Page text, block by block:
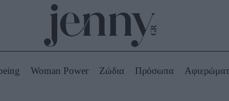
Beauty -
Ομορφιά
Skincare
Woman Power Ζώδια Πρόσωπα